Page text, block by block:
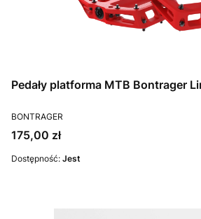
Pedały platforma MTB Bontrager
PRODUCENT
BONTRAGER
Cena
175,00 zł
Dostępność: Jest